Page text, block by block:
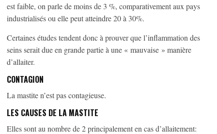
est faible, on parle de moins de 3 %, comparativement aux pays
industrialisés ou elle peut atteindre 20 à 30%.
Certaines études tendent donc à prouver que l’inflammation des
seins serait due en grande partie à une « mauvaise » manière
d’allaiter.
CONTAGION
La mastite n’est pas contagieuse.
LES CAUSES DE LA MASTITE
Elles sont au nombre de 2 principalement en cas d’allaitement: